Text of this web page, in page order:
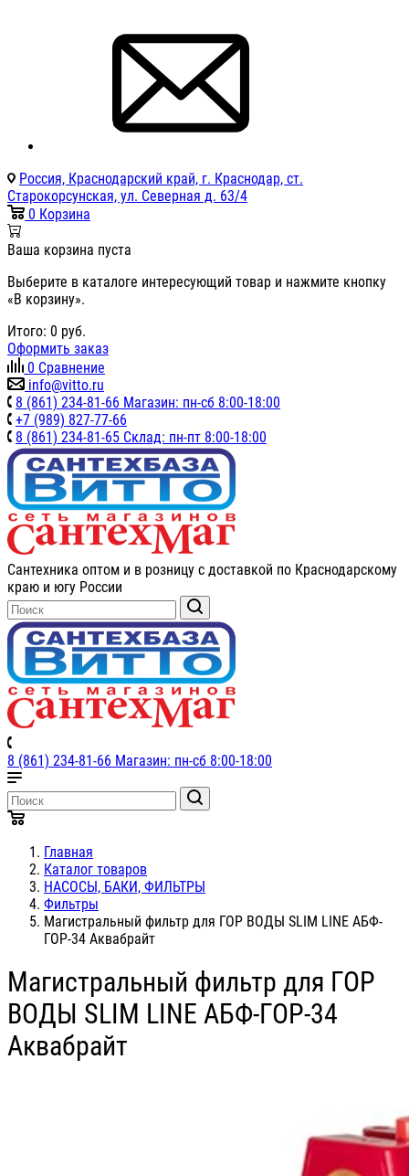
Россия, Краснодарский край, г. Краснодар, ст.
Старокорсунская, ул. Северная д. 63/4
0 Корзина
Ваша корзина пуста
Выберите в каталоге интересующий товар и нажмите кнопку
«В корзину».
Итого: 0 руб.
Оформить заказ
0 Сравнение
info@vitto.ru
8 (861) 234-81-66 Магазин: пн-сб 8:00-18:00
+7 (989) 827-77-66
8 (861) 234-81-65 Склад: пн-пт 8:00-18:00
Сантехника оптом и в розницу с доставкой по Краснодарскому
краю и югу России
8 (861) 234-81-66 Магазин: пн-сб 8:00-18:00
Главная
Каталог товаров
НАСОСЫ, БАКИ, ФИЛЬТРЫ
Фильтры
Магистральный фильтр для ГОР ВОДЫ SLIM LINE АБФ-
ГОР-34 Аквабрайт
Магистральный фильтр для ГОР
ВОДЫ SLIM LINE АБФ-ГОР-34
Аквабрайт